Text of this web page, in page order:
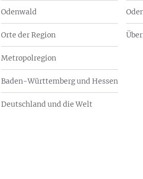
Odenwald
Orte der Region
Metropolregion
Baden-Württemberg und Hessen
Deutschland und die Welt